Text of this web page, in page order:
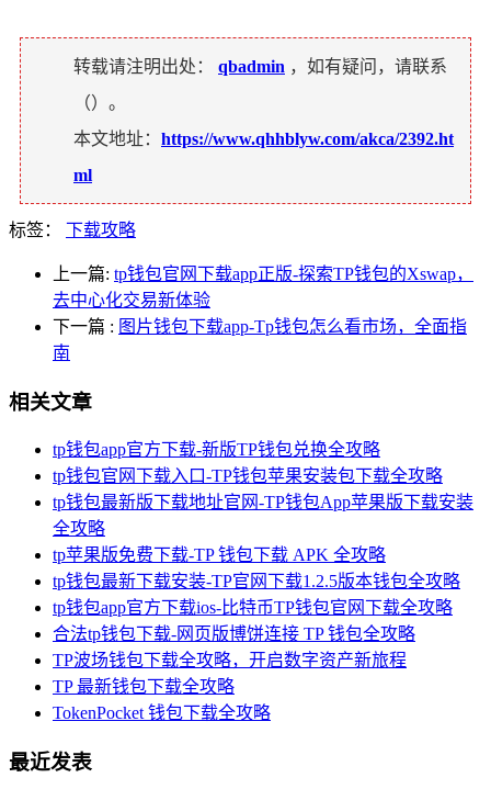
转载请注明出处： qbadmin ，如有疑问，请联系
（）。
本文地址： https://www.qhhblyw.com/akca/2392.ht
ml
标签： 下载攻略
上一篇: tp钱包官网下载app正版-探索TP钱包的Xswap，
去中心化交易新体验
下一篇 : 图片钱包下载app-Tp钱包怎么看市场，全面指
南
相关文章
tp钱包app官方下载-新版TP钱包兑换全攻略
tp钱包官网下载入口-TP钱包苹果安装包下载全攻略
tp钱包最新版下载地址官网-TP钱包App苹果版下载安装
全攻略
tp苹果版免费下载-TP 钱包下载 APK 全攻略
tp钱包最新下载安装-TP官网下载1.2.5版本钱包全攻略
tp钱包app官方下载ios-比特币TP钱包官网下载全攻略
合法tp钱包下载-网页版博饼连接 TP 钱包全攻略
TP波场钱包下载全攻略，开启数字资产新旅程
TP 最新钱包下载全攻略
TokenPocket 钱包下载全攻略
最近发表